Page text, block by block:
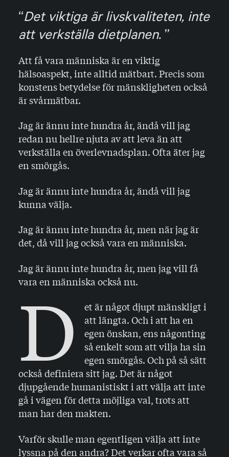
Det viktiga är livskvaliteten, inte
att verkställa dietplanen.
Att få vara människa är en viktig
hälsoaspekt, inte alltid mätbart. Precis som
konstens betydelse för mänskligheten också
är svårmätbar.
Jag är ännu inte hundra år, ändå vill jag
redan nu hellre njuta av att leva än att
verkställa en överlevnadsplan. Ofta äter jag
en smörgås.
Jag är ännu inte hundra år, ändå vill jag
kunna välja.
Jag är ännu inte hundra år, men när jag är
det, då vill jag också vara en människa.
Jag är ännu inte hundra år, men jag vill få
vara en människa också nu.
D
et är något djupt mänskligt i
att längta. Och i att ha en
egen önskan, ens någonting
så enkelt som att vilja ha sin
egen smörgås. Och på så sätt
också definiera sitt jag. Det är något
djupgående humanistiskt i att välja att inte
gå i vägen för detta möjliga val, trots att
man har den makten.
Varför skulle man egentligen välja att inte
lyssna på den andra? Det verkar ofta vara så